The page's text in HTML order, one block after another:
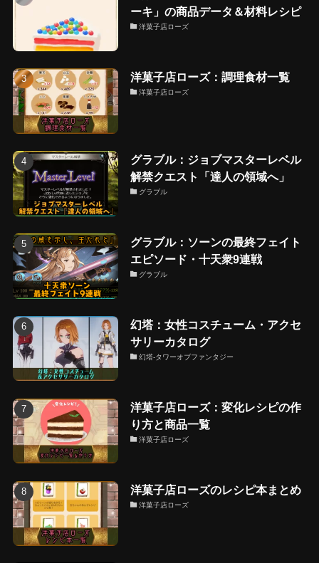
ーキ」の商品データ＆材料レシピ
洋菓子店ローズ
洋菓子店ローズ：調理食材一覧
洋菓子店ローズ
グラブル：ジョブマスターレベル
解禁クエスト「達人の領域へ」
グラブル
グラブル：ソーンの最終フェイト
エピソード・十天衆9連戦
グラブル
幻塔：女性コスチューム・アクセ
サリーカタログ
幻塔-タワーオブファンタジー
洋菓子店ローズ：変化レシピの作
り方と商品一覧
洋菓子店ローズ
洋菓子店ローズのレシピ本まとめ
洋菓子店ローズ